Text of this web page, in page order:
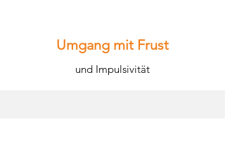
Umgang mit Frust
und Impulsivität